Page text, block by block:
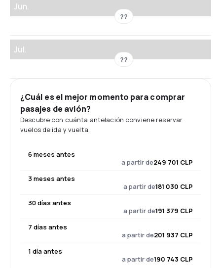
Jun.
??
Jul.
??
¿Cuál es el mejor momento para comprar
pasajes de avión?
Descubre con cuánta antelación conviene reservar
vuelos de ida y vuelta.
6 meses antes
a partir de249 701 CLP
3 meses antes
a partir de181 030 CLP
30 días antes
a partir de191 379 CLP
7 días antes
a partir de201 937 CLP
1 día antes
a partir de190 743 CLP